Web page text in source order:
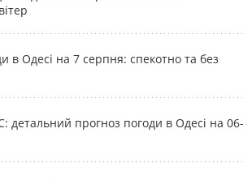
в Одесі на 7 серпня: спекотно та без
детальний прогноз погоди в Одесі на 06-